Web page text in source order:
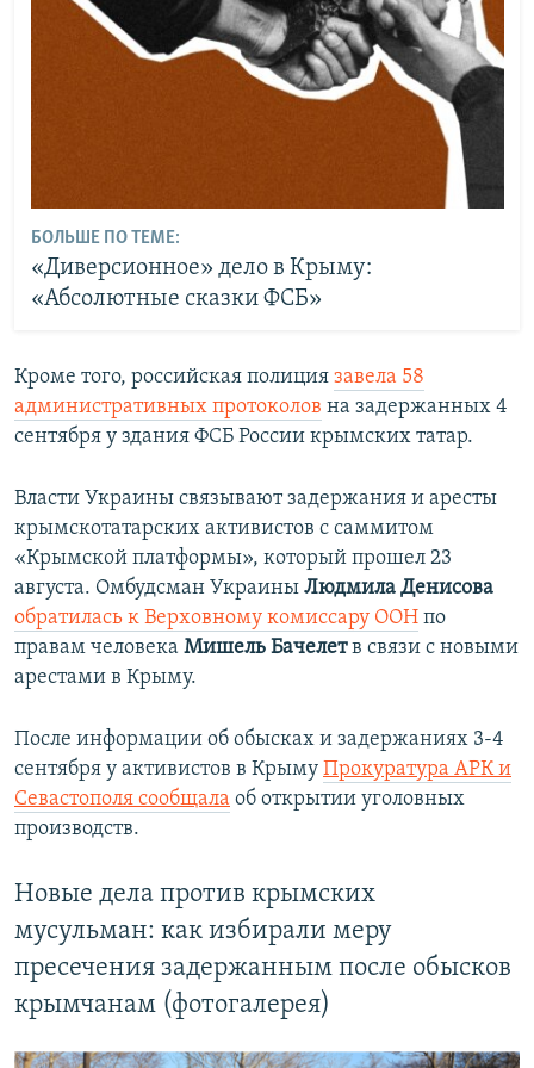
БОЛЬШЕ ПО ТЕМЕ:
«Диверсионное» дело в Крыму:
«Абсолютные сказки ФСБ»
Кроме того, российская полиция завела 58
административных протоколов на задержанных 4
сентября у здания ФСБ России крымских татар.
Власти Украины связывают задержания и аресты
крымскотатарских активистов с саммитом
«Крымской платформы», который прошел 23
августа. Омбудсман Украины Людмила Денисова
обратилась к Верховному комиссару ООН по
правам человека Мишель Бачелетв связи с новыми
арестами в Крыму.
После информации об обысках и задержаниях 3-4
сентября у активистов в Крыму Прокуратура АРК и
Севастополя сообщала об открытии уголовных
производств.
Новые дела против крымских
мусульман: как избирали меру
пресечения задержанным после обысков
крымчанам (фотогалерея)